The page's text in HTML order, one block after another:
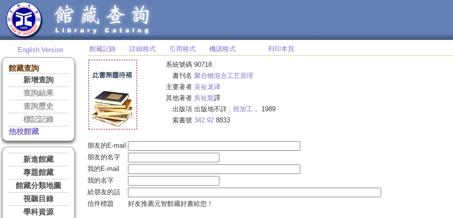
English Version
館藏查詢
新增查詢
查詢結果
查詢歷史
標記記錄
他校館藏
新進館藏
專題館藏
館藏分類地圖
視聽目錄
學科資源
館藏記錄 ‧ 詳細格式 ‧ 引用格式 ‧ 機讀格式 列印本頁
系統號碼 90718
書刊名 聚合物混合工艺原理
主要著者 吴祉龙译
其他著者 吳祉龍譯
出版項 出版地不詳 : 烴加工 ， 1989
索書號 342.92 8833
朋友的E-mail
朋友的名字
我的E-mail
我的名字
給朋友的話
信件標題
好友推薦元智館藏好書給您！